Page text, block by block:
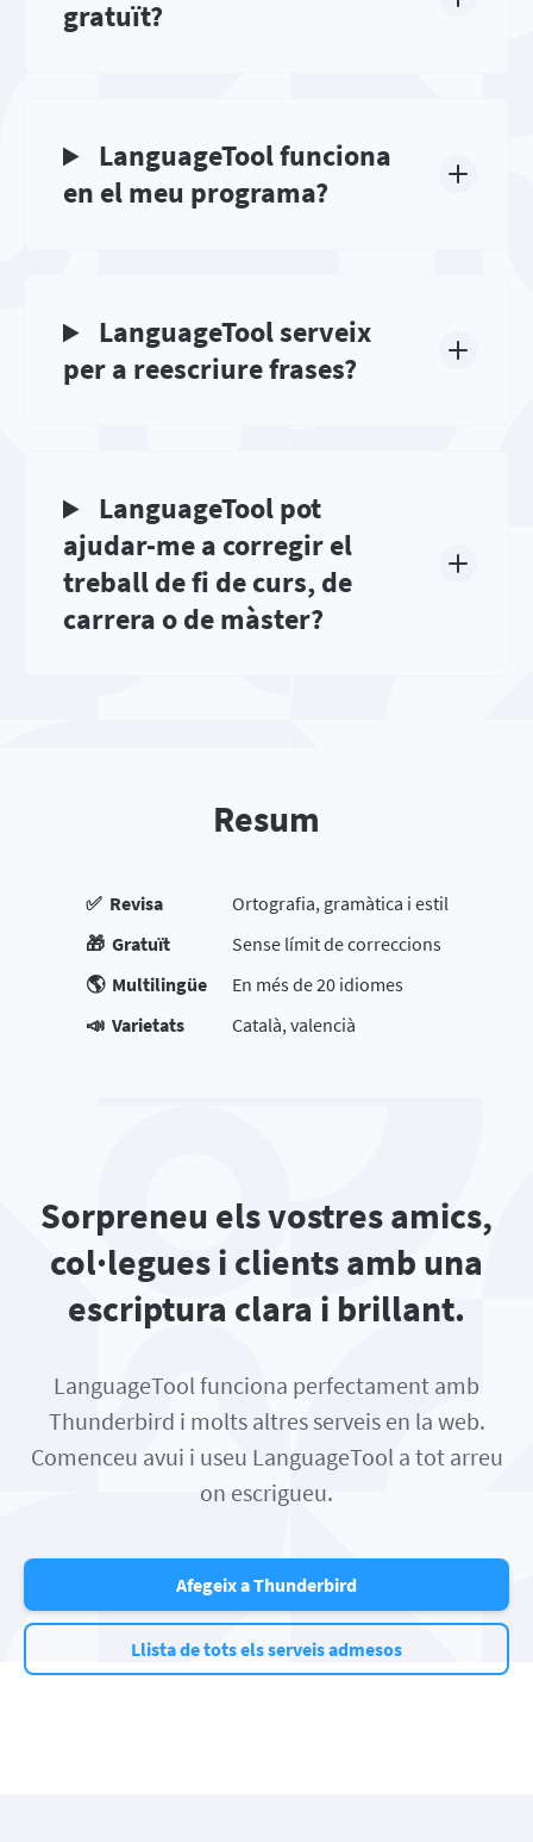
gratuït?
LanguageTool funciona
en el meu programa?
LanguageTool serveix
per a reescriure frases?
LanguageTool pot
ajudar-me a corregir el
treball de fi de curs, de
carrera o de màster?
Resum
✅ Revisa
Ortografia, gramàtica i estil
🎁 Gratuït
Sense límit de correccions
🌎 Multilingüe
En més de 20 idiomes
📣 Varietats
Català, valencià
Sorpreneu els vostres amics,
col·legues i clients amb una
escriptura clara i brillant.
LanguageTool funciona perfectament amb
Thunderbird i molts altres serveis en la web.
Comenceu avui i useu LanguageTool a tot arreu
on escrigueu.
Afegeix a Thunderbird
Llista de tots els serveis admesos